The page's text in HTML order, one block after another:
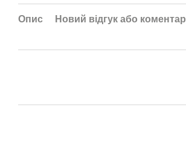
Опис Новий відгук або коментар